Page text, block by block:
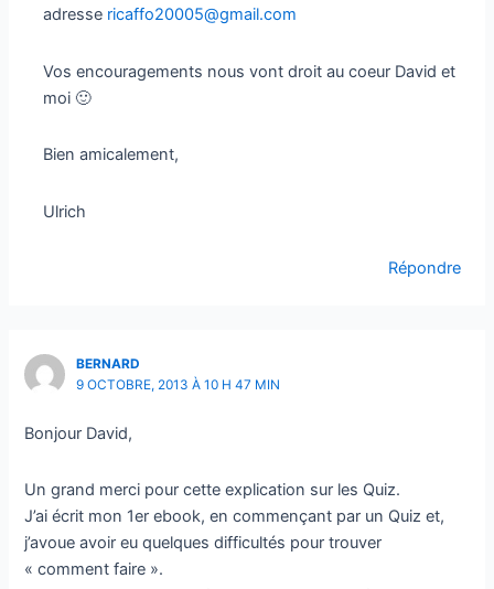
adresse ricaffo20005@gmail.com
Vos encouragements nous vont droit au coeur David et
moi 🙂
Bien amicalement,
Ulrich
Répondre
BERNARD
9 OCTOBRE, 2013 À 10 H 47 MIN
Bonjour David,
Un grand merci pour cette explication sur les Quiz.
J’ai écrit mon 1er ebook, en commençant par un Quiz et,
j’avoue avoir eu quelques difficultés pour trouver
« comment faire ».